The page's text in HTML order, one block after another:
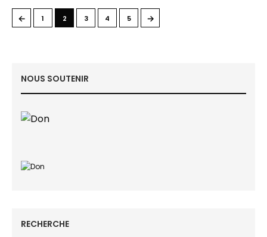
← 1 2 3 4 5 →
NOUS SOUTENIR
RECHERCHE